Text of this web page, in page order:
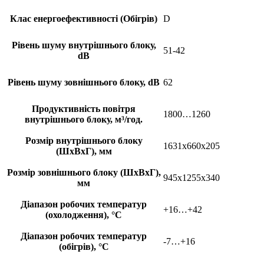
Клас енергоефективності (Обігрів) D
Рівень шуму внутрішнього блоку,
dB
51-42
Рівень шуму зовнішнього блоку, dB 62
Продуктивність повітря
внутрішнього блоку, м³/год.
1800…1260
Розмір внутрішнього блоку
(ШхВхГ), мм
1631x660x205
Розмір зовнішнього блоку (ШхВхГ),
мм
945x1255x340
Діапазон робочих температур
(охолодження), °С
+16…+42
Діапазон робочих температур
(обігрів), °С
-7…+16